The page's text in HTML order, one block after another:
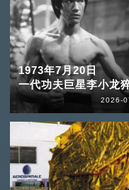
1973年7月20日
一代功夫巨星李小龙
2026-